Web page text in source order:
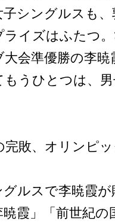
子シングルスも
ライズはふたつ
会準優勝の李
もうひとつは、
敗、オリンピ
ルスで李暁霞が
霞」「前世紀